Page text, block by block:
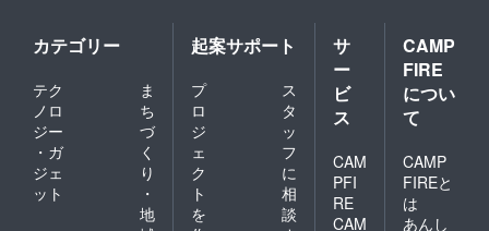
カテゴリー
テク
ノロ
ジー
・ガ
ジェ
ット
ま
ち
づ
く
り
・
地
起案サポート
プ
ロ
ジ
ェ
ク
ト
を
ス
タ
ッ
フ
に
相
談
サ
ー
ビ
ス
CAM
PFI
RE
CAM
CAMP
FIRE
につい
て
CAMP
FIREと
は
あんし